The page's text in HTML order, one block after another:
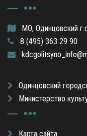
МО, Одинцовский
8 (495) 363 29 90
Одинцовский
Министерство
Карта сайта